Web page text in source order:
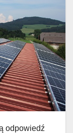
odpowiedź